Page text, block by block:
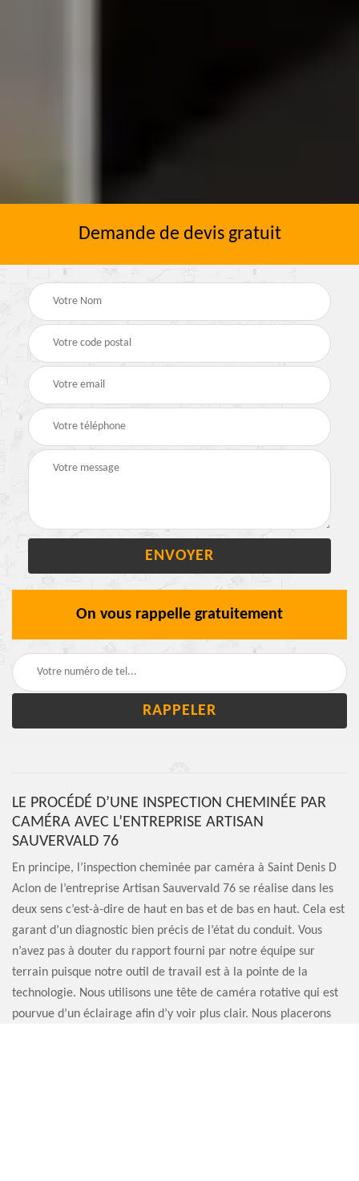
Demande de devis gratuit
On vous rappelle gratuitement
LE PROCÉDÉ D’UNE INSPECTION CHEMINÉE PAR
CAMÉRA AVEC L’ENTREPRISE ARTISAN
SAUVERVALD 76
En principe, l’inspection cheminée par caméra à Saint Denis D
Aclon de l’entreprise Artisan Sauvervald 76 se réalise dans les
deux sens c’est-à-dire de haut en bas et de bas en haut. Cela est
garant d’un diagnostic bien précis de l’état du conduit. Vous
n’avez pas à douter du rapport fourni par notre équipe sur
terrain puisque notre outil de travail est à la pointe de la
technologie. Nous utilisons une tête de caméra rotative qui est
pourvue d’un éclairage afin d’y voir plus clair. Nous placerons